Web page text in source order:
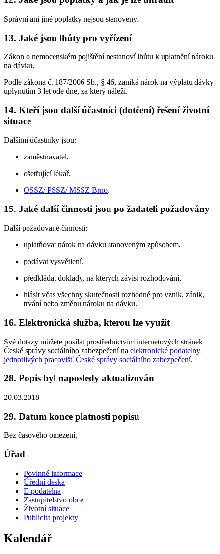
Správní ani jiné poplatky nejsou stanoveny.
13. Jaké jsou lhůty pro vyřízení
Zákon o nemocenském pojištění nestanoví lhůtu k uplatnění nároku
na dávku.
Podle zákona č. 187/2006 Sb., § 46, zaniká nárok na výplatu dávky
uplynutím 3 let ode dne, za který náleží.
14. Kteří jsou další účastníci (dotčení) řešení životní
situace
Dalšími účastníky jsou:
zaměstnavatel,
ošetřující lékař,
OSSZ/ PSSZ/ MSSZ Brno.
15. Jaké další činnosti jsou po žadateli požadovány
Další požadované činnosti:
uplatňovat nárok na dávku stanoveným způsobem,
podávat vysvětlení,
předkládat doklady, na kterých závisí rozhodování,
hlásit včas všechny skutečnosti rozhodné pro vznik, zánik,
trvání nebo změnu nároku na dávku.
16. Elektronická služba, kterou lze využít
Své dotazy můžete posílat prostřednictvím internetových stránek
České správy sociálního zabezpečení na elektronické podatelny
jednotlivých pracovišť České správy sociálního zabezpečení.
28. Popis byl naposledy aktualizován
20.03.2018
29. Datum konce platnosti popisu
Bez časového omezení.
Úřad
Povinné informace
Úřední deska
E-podatelna
Zastupitelstvo obce
Životní situace
Publicita projekty
Kalendář